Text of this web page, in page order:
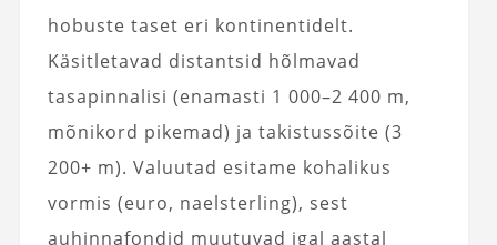
hobuste taset eri kontinentidelt.
Käsitletavad distantsid hõlmavad
tasapinnalisi (enamasti 1 000–2 400 m,
mõnikord pikemad) ja takistussõite (3
200+ m). Valuutad esitame kohalikus
vormis (euro, naelsterling), sest
auhinnafondid muutuvad igal aastal